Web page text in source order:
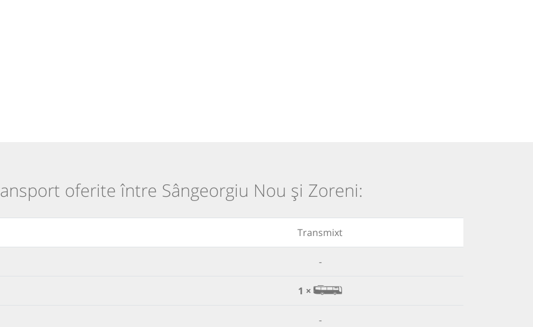
oferite între Sângeorgiu Nou și Zoreni:
Transmixt
-
1 ×
-